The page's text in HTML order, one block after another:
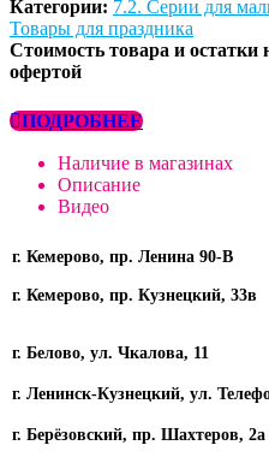
Категории: 7.2. Серии для
Товары для праздника
Стоимость товара и
офертой
ПОДРОБНЕЕ
Наличие в магазинах
Описание
Видео
г. Кемерово, пр. Ленина 90-В
г. Кемерово, пр. Кузнецкий, 33в
г. Белово, ул. Чкалова, 11
г. Ленинск-Кузнецкий, ул.
г. Берёзовский, пр. Шахтеров, 2а